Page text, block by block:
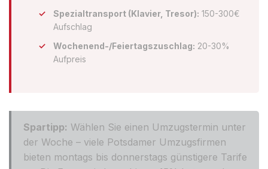
Spezialtransport (Klavier, Tresor): 150-300€
Aufschlag
Wochenend-/Feiertagszuschlag: 20-30%
Aufpreis
Spartipp: Wählen Sie einen Umzugstermin unter
der Woche – viele Potsdamer Umzugsfirmen
bieten montags bis donnerstags günstigere Tarife